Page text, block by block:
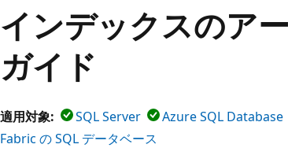
キ
ッ
プ
インデックスのア
ガイド
適用対象: SQL Server Azure SQL Database
Fabric の SQL データベース